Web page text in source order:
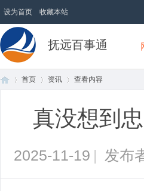
设为首页 收藏本站
抚远百事通
首页
›
资讯
›
查看内容
真没想到
2025-11-19 | 发布